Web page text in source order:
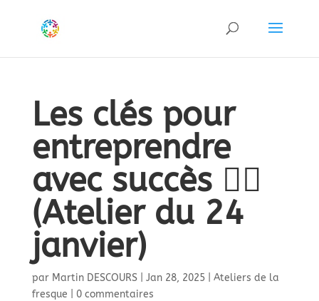
Les clés pour
entreprendre
avec succès 🚴‍♀️
(Atelier du 24
janvier)
par Martin DESCOURS| Jan 28, 2025| Ateliers de la
fresque
0 commentaires